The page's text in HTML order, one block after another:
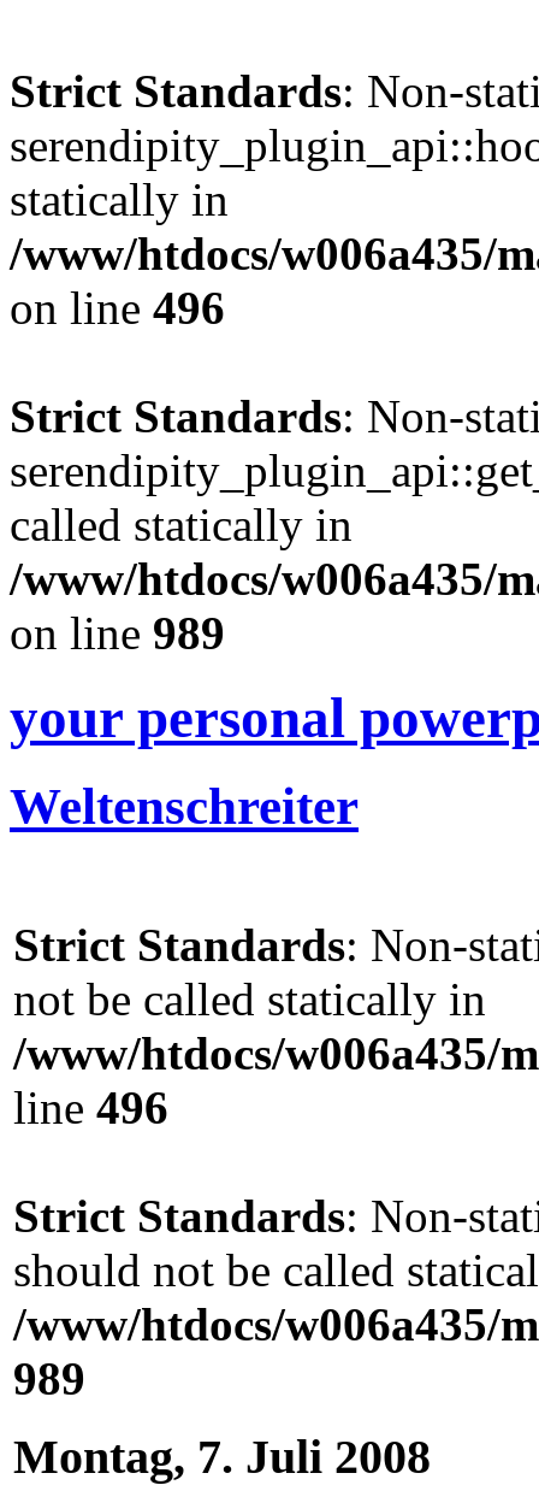
Strict Standards: Non-
statically in
/www/htdocs/w006a435/
on line 496
Strict Standards: Non-
called statically in
/www/htdocs/w006a435/
on line 989
your personal
Weltenschreiter
Strict Standards: Non-
not be called statically in
/www/htdocs/w006a435/
line 496
Strict Standards: Non-
should not be called
/www/htdocs/w006a435/
989
Montag, 7. Juli 2008